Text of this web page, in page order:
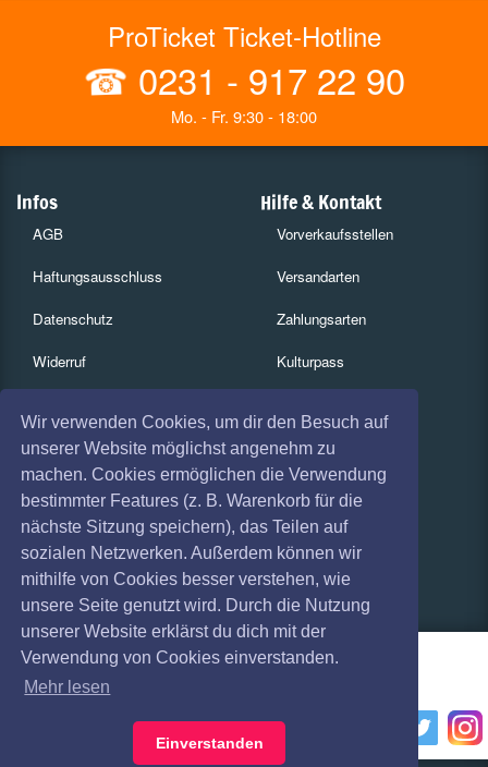
Wir verwenden Cookies, um dir den Besuch auf
unserer Website möglichst angenehm zu
machen. Cookies ermöglichen die Verwendung
bestimmter Features (z. B. Warenkorb für die
nächste Sitzung speichern), das Teilen auf
sozialen Netzwerken. Außerdem können wir
mithilfe von Cookies besser verstehen, wie
unsere Seite genutzt wird. Durch die Nutzung
unserer Website erklärst du dich mit der
Verwendung von Cookies einverstanden.
Mehr lesen
Einverstanden
ProTicket Ticket-Hotline
☎ 0231 - 917 22 90
Mo. - Fr. 9:30 - 18:00
Infos
AGB
Haftungsausschluss
Datenschutz
Widerruf
Absagen
Coronavirus (COVID 19)
Hilfe & Kontakt
Vorverkaufsstellen
Versandarten
Zahlungsarten
Kulturpass
Services
Gutscheine
Geschäftskunden
Kartenrückgabe
Besucherregistrierung